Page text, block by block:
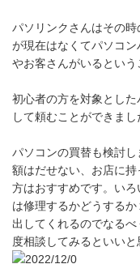
パソリンクさんはその
が現在はなくてパソコ
やお客さんがいるという
初心者の方を対象とし
して頼むことができまし
パソコンの買替も検討
額はだせない、お店に
方はおすすめです。い
は修理するかどうする
出してくれるのでなる
度相談してみるといいと